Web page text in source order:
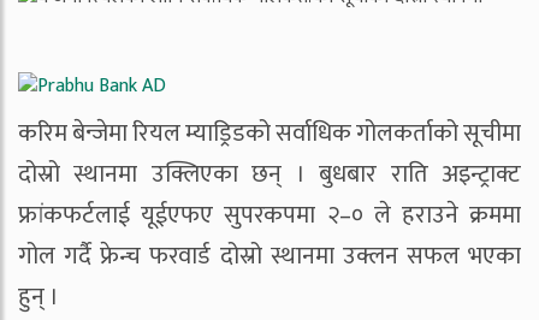
करिम बेन्जेमा रियल म्याड्रिडको सर्वाधिक गोलकर्ताको सूचीमा
दोस्रो स्थानमा उक्लिएका छन् । बुधबार राति अइन्ट्राक्ट
फ्रांकफर्टलाई यूईएफए सुपरकपमा २–० ले हराउने क्रममा
गोल गर्दै फ्रेन्च फरवार्ड दोस्रो स्थानमा उक्लन सफल भएका
हुन् ।